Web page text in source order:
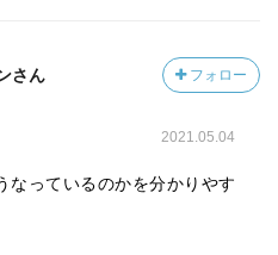
さん フォロー
2021.05.04
なっているのかを分かりやす